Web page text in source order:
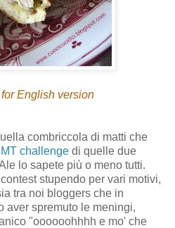
English version
combriccola di matti che
challenge di quelle due
lo sapete più o meno tutti.
stupendo per vari motivi,
tra noi bloggers che in
aver spremuto le meningi,
"oooooohhhh e mo' che